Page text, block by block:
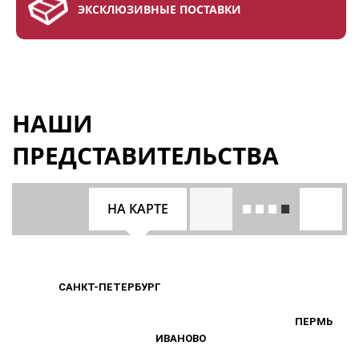
ЭКСКЛЮЗИВНЫЕ ПОСТАВКИ
НАШИ
ПРЕДСТАВИТЕЛЬСТВА
САНКТ-ПЕТЕРБУРГ
ИВАНОВО
ПЕРМЬ
САНКТ-ПЕТЕРБУРГ
ИВАНОВО
ПЕРМЬ
НА КАРТЕ